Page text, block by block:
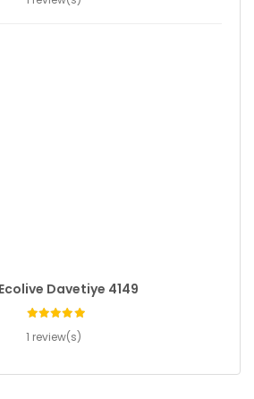
Davetiye 4149
1 review(s)